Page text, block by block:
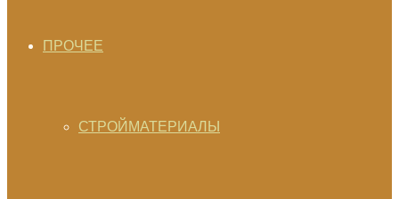
ПРОЧЕЕ
СТРОЙМАТЕРИАЛЫ